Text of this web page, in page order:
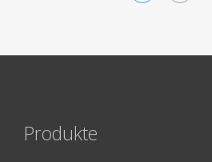
Produkte